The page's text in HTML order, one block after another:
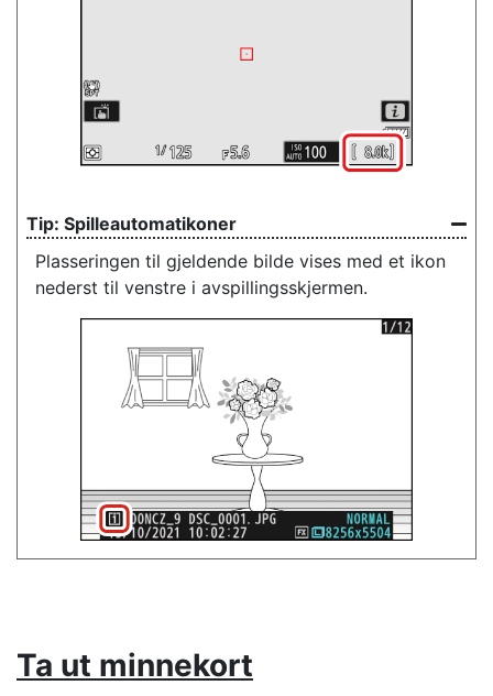
Spilleautomatikoner
Plasseringen til gjeldende bilde vises med et ikon
nederst til venstre i avspillingsskjermen.
Ta ut minnekort